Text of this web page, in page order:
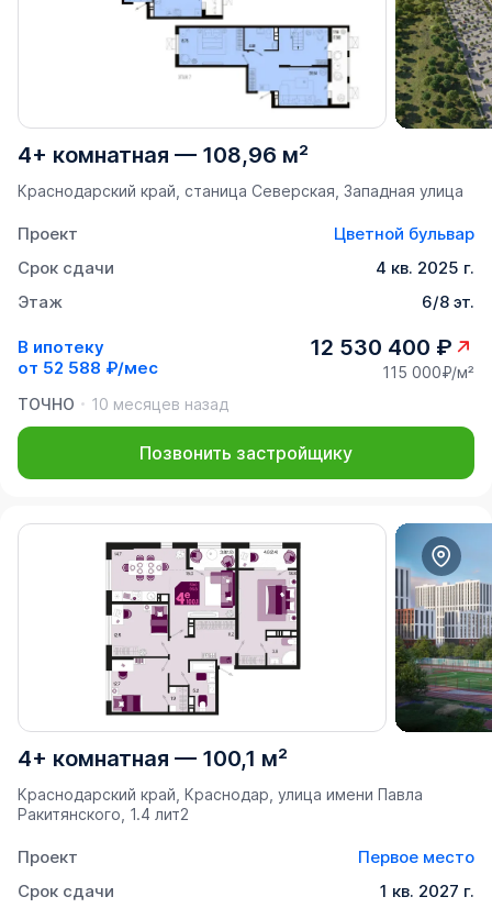
4+ комнатная — 108,96 м²
Краснодарский край, станица Северская, Западная улица
Проект
Цветной бульвар
Срок сдачи
4 кв. 2025 г.
Этаж
6/8 эт.
В ипотеку
от 52 588 ₽/мес
12 530 400 ₽
115 000₽/м²
ТОЧНО
10 месяцев назад
Позвонить застройщику
4+ комнатная — 100,1 м²
Краснодарский край, Краснодар, улица имени Павла
Ракитянского, 1.4 лит2
Проект
Первое место
Срок сдачи
1 кв. 2027 г.